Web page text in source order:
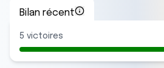
Bilan récent
5 victoires